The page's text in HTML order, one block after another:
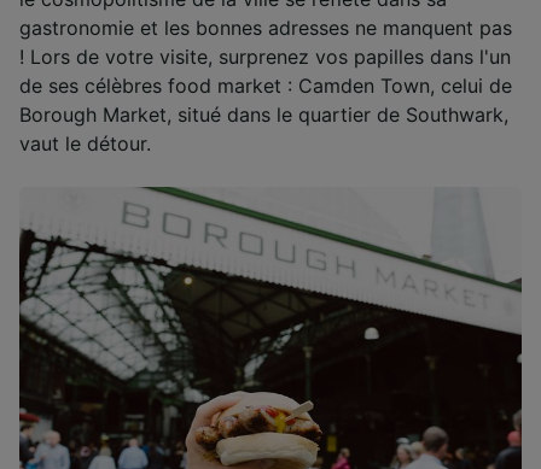
gastronomie et les bonnes adresses ne manquent pas
! Lors de votre visite, surprenez vos papilles dans l'un
de ses célèbres food market : Camden Town, celui de
Borough Market, situé dans le quartier de Southwark,
vaut le détour.
finalités suivantes :
Utiliser des données de géolocalisation
précises. Analyser activement les
caractéristiques de l’appareil pour
l’identification. Stocker et/ou accéder à des
informations sur un appareil. Publicités et
performance des publicités et du contenu,
études d’audience et développement de
services.
Liste de nos partenaires (fournisseurs)